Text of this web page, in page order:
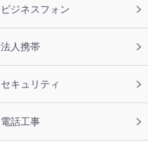
ビジネスフォン
法人携帯
セキュリティ
電話工事